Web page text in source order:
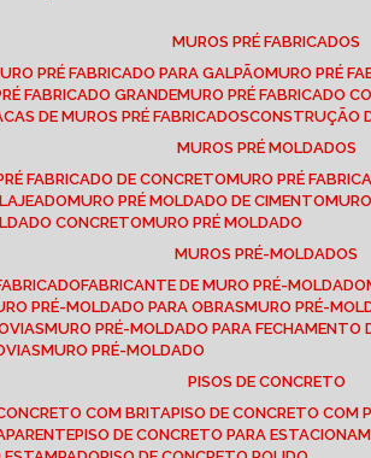
MUROS PRÉ FABRICADOS
MURO PRÉ FABRICADO PARA GALPÃO MURO PRÉ
FABRICADO GRANDE MURO PRÉ FABRICADO
DE MUROS PRÉ FABRICADOS CONSTRUÇÃO
MUROS PRÉ MOLDADOS
PRÉ FABRICADO DE CONCRETO MURO PRÉ
MURO PRÉ MOLDADO DE CIMENTO
CONCRETO
MURO PRÉ MOLDADO
MUROS PRÉ-MOLDADOS
FABRICANTE DE MURO PRÉ-MOLDADO
PRÉ-MOLDADO PARA OBRAS
MURO PRÉ-
MURO PRÉ-MOLDADO PARA
MURO PRÉ-MOLDADO
PISOS DE CONCRETO
CONCRETO COM BRITA PISO DE CONCRETO COM
PISO DE CONCRETO PARA